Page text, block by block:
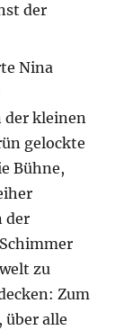
der
Nina
der kleinen
gelockte
Bühne,
der
zu
Zum
über alle